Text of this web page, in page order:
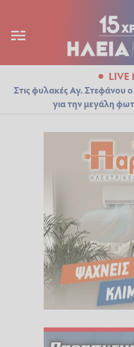
LIVE
Στις φυλακές Αγ. Στεφάνου
για την μεγάλη